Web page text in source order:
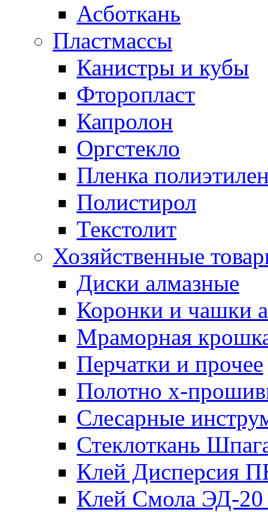
Асботкань
Пластмассы
Канистры и кубы
Фторопласт
Капролон
Оргстекло
Пленка
Полистирол
Текстолит
Хозяйственные
Диски алмазные
Коронки и чашки
Мраморная
Перчатки и прочее
Полотно х-
Слесарные
Стеклоткань
Клей Дисперсия
Клей Смола ЭД-20